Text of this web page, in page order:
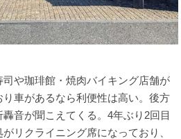
や珈琲館・焼肉バイキング店舗が
車があるなら利便性は高い。後方
音が聞こえてくる。4年ぶり2回目
リクライニング席になっており、